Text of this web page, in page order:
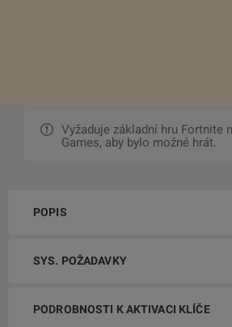
Vyžaduje základní hru Fortnite
Games, aby bylo možné hrát.
POPIS
SYS. POŽADAVKY
PODROBNOSTI K AKTIVACI KLÍČE